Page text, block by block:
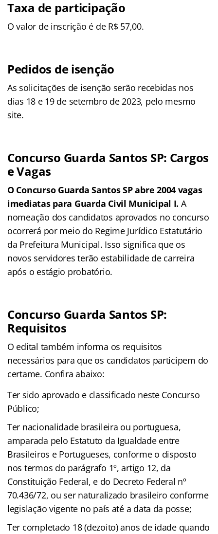
Taxa de participação
O valor de inscrição é de R$ 57,00.
Pedidos de isenção
As solicitações de isenção serão recebidas nos
dias 18 e 19 de setembro de 2023, pelo mesmo
site.
Concurso Guarda Santos SP: Cargos
e Vagas
O Concurso Guarda Santos SP abre 2004 vagas
imediatas para Guarda Civil Municipal I. A
nomeação dos candidatos aprovados no concurso
ocorrerá por meio do Regime Jurídico Estatutário
da Prefeitura Municipal. Isso significa que os
novos servidores terão estabilidade de carreira
após o estágio probatório.
Concurso Guarda Santos SP:
Requisitos
O edital também informa os requisitos
necessários para que os candidatos participem do
certame. Confira abaixo:
Ter sido aprovado e classificado neste Concurso
Público;
Ter nacionalidade brasileira ou portuguesa,
amparada pelo Estatuto da Igualdade entre
Brasileiros e Portugueses, conforme o disposto
nos termos do parágrafo 1º, artigo 12, da
Constituição Federal, e do Decreto Federal nº
70.436/72, ou ser naturalizado brasileiro conforme
legislação vigente no país até a data da posse;
Ter completado 18 (dezoito) anos de idade quando